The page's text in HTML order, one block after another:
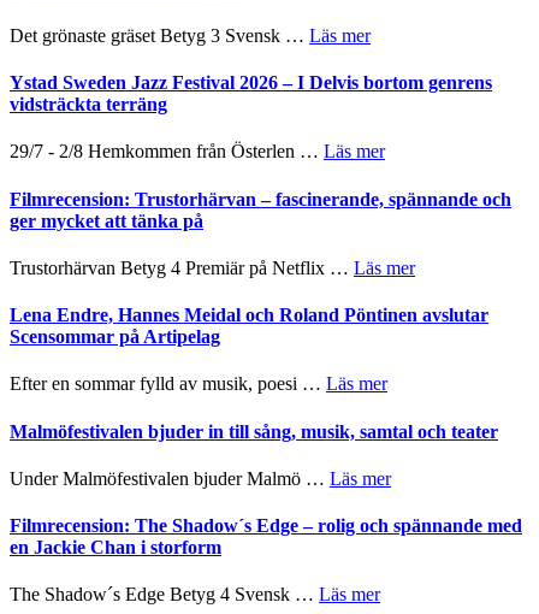
Fox
Mulder
Dana
Scully
filmprogram
Kulturs
Det grönaste gräset Betyg 3 Svensk … Läs merom
Det
grönaste
en
och
kompott
Ystad Sweden Jazz Festival 2026 – I Delvis bortom genrens
vidsträckta terräng
29/7 - 2/8 Hemkommen från Österlen … Läs merom
Sweden
Jazz
–
Delvis
vidsträckta
Filmrecension: Trustorhärvan – fascinerande, spännande och
ger mycket att tänka på
Trustorhärvan Betyg 4 Premiär på Netflix … Läs merom
Trustorhärvan
mycket
Lena Endre, Hannes Meidal och Roland Pöntinen avslutar
Scensommar på Artipelag
Efter en sommar fylld av musik, poesi … Läs merom
Endre,
Hannes
och
Pöntinen
Malmöfestivalen bjuder in till sång, musik, samtal och teater
Under Malmöfestivalen bjuder Malmö … Läs merom
bjuder
in
Filmrecension: The Shadow´s Edge – rolig och spännande med
en Jackie Chan i storform
The Shadow´s Edge Betyg 4 Svensk … Läs merom